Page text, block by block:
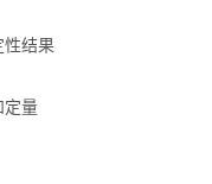
结果
定量